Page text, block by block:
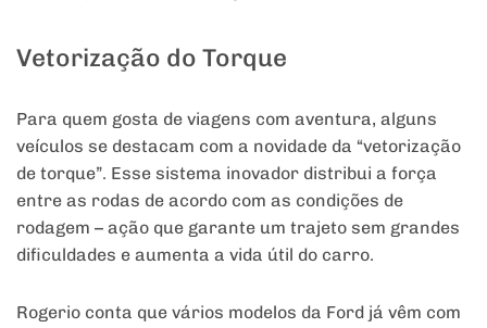
Vetorização do Torque
Para quem gosta de viagens com aventura, alguns
veículos se destacam com a novidade da “vetorização
de torque”. Esse sistema inovador distribui a força
entre as rodas de acordo com as condições de
rodagem – ação que garante um trajeto sem grandes
dificuldades e aumenta a vida útil do carro.
Rogerio conta que vários modelos da Ford já vêm com